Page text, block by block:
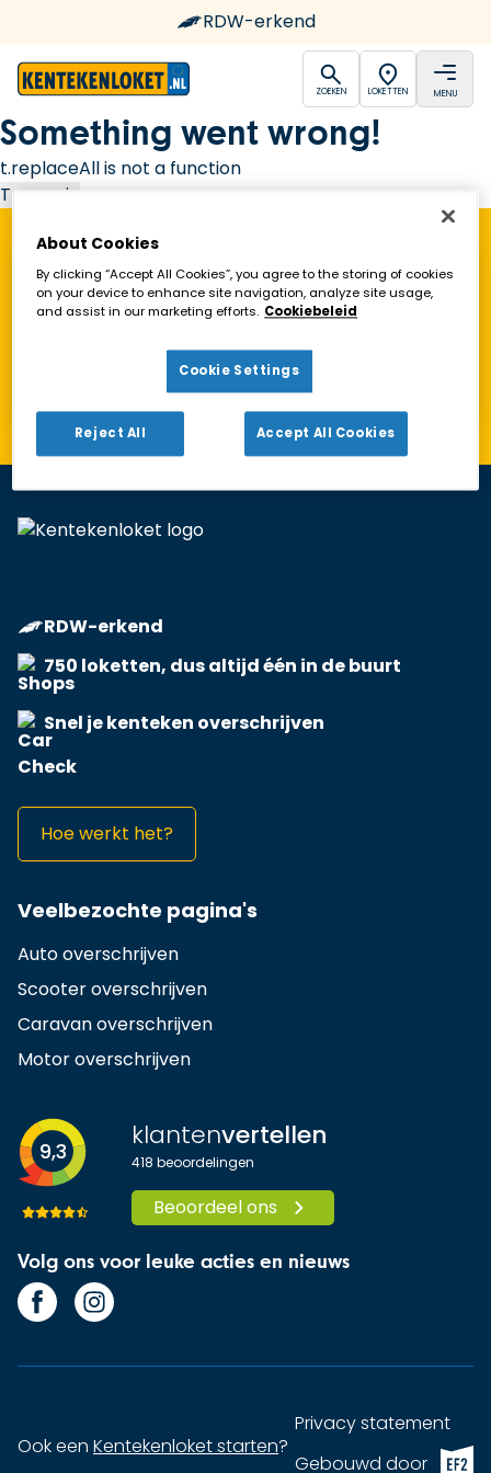
RDW-erkend
open
ZOEKEN LOKETTEN MENU
Something went wrong!
t.replaceAll is not a function
Try again
Vind een Kentekenloket in de buurt!
Toon alleen geopende loketten
RDW-erkend
750 loketten, dus altijd één in de buurt
Snel je kenteken overschrijven
Hoe werkt het?
Veelbezochte pagina's
Auto overschrijven
Scooter overschrijven
Caravan overschrijven
Motor overschrijven
9,3 klantenvertellen
418 beoordelingen
Beoordeel ons
Volg ons voor leuke acties en nieuws
Ook een Kentekenloket starten?
Privacy statement
Gebouwd doorEF2
About Cookies
By clicking “Accept All Cookies”, you agree to the storing of cookies
on your device to enhance site navigation, analyze site usage,
and assist in our marketing efforts. Cookiebeleid
Cookie Settings
Reject All Accept All Cookies